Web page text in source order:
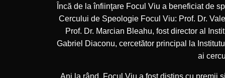
Încă de la înfiinţare Focul Viu a beneficiat de
Cercului de Speologie Focul Viu: Prof. Dr.
Prof. Dr. Marcian Bleahu, fost director al
Gabriel Diaconu, cercetător principal la
ai
Ani la rând, Focul Viu a fost distins cu premii